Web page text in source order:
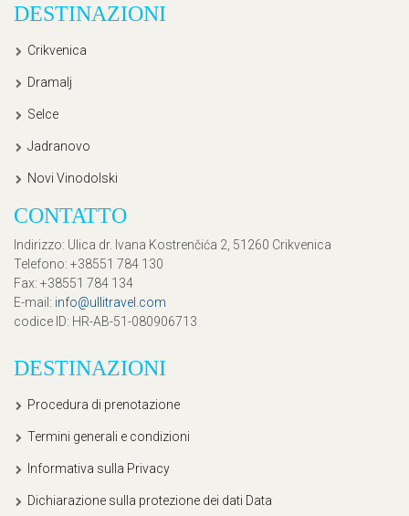
DESTINAZIONI
Crikvenica
Dramalj
Selce
Jadranovo
Novi Vinodolski
CONTATTO
Indirizzo: Ulica dr. Ivana Kostrenčića 2, 51260 Crikvenica
Telefono: +38551 784 130
Fax: +38551 784 134
E-mail: info@ullitravel.com
codice ID: HR-AB-51-080906713
DESTINAZIONI
Procedura di prenotazione
Termini generali e condizioni
Informativa sulla Privacy
Dichiarazione sulla protezione dei dati Data